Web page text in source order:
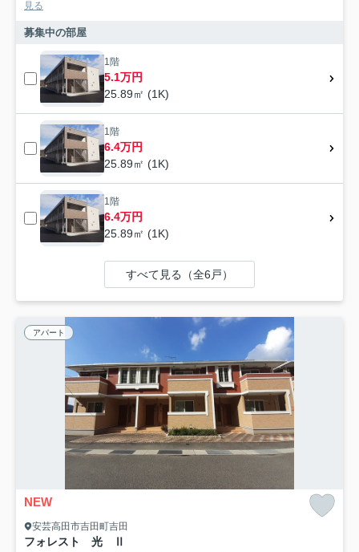
見る
募集中の部屋
1階
5.1万円
25.89㎡ (1K)
1階
6.4万円
25.89㎡ (1K)
1階
6.4万円
25.89㎡ (1K)
すべて見る（全6戸）
アパート
NEW
安芸高田市吉田町吉田
フォレスト 光 Ⅱ